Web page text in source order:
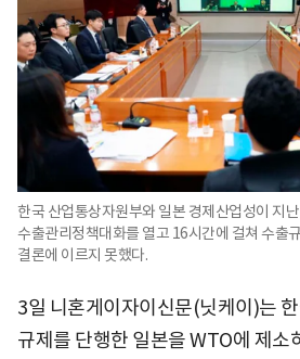
한국 산업통상자원부와 일본 경제산업성이 지
수출관리정책대화를 열고 16시간에 걸쳐 수출
결론에 이르지 못했다.
3일 니혼게이자이신문(닛케이)는
규제를 단행한 일본을 WTO에 제소